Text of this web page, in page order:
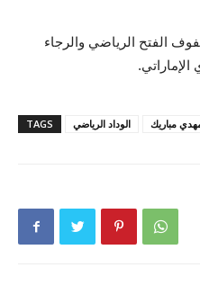
الفتح الرياضي والرجاء
TAGS الوداد الرياضي مباريك